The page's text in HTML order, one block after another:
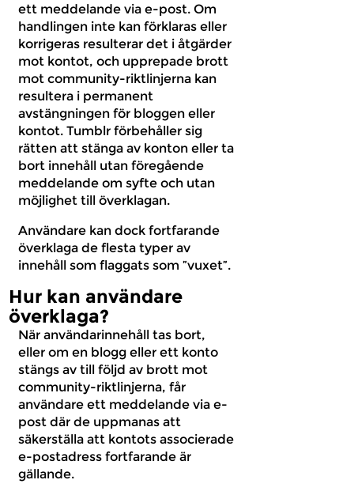
ett meddelande via e-post. Om
handlingen inte kan förklaras eller
korrigeras resulterar det i åtgärder
mot kontot, och upprepade brott
mot community-riktlinjerna kan
resultera i permanent
avstängningen för bloggen eller
kontot. Tumblr förbehåller sig
rätten att stänga av konton eller ta
bort innehåll utan föregående
meddelande om syfte och utan
möjlighet till överklagan.
Användare kan dock fortfarande
överklaga de flesta typer av
innehåll som flaggats som ”vuxet”.
Hur kan användare
överklaga?
När användarinnehåll tas bort,
eller om en blogg eller ett konto
stängs av till följd av brott mot
community-riktlinjerna, får
användare ett meddelande via e-
post där de uppmanas att
säkerställa att kontots associerade
e-postadress fortfarande är
gällande.